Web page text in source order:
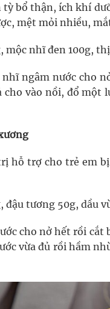
bổ thận, ích khí
mệt mỏi nhiều,
mộc nhĩ đen 100g,
ngâm nước cho
cho vào nồi, đổ
hỗ trợ cho trẻ em
đậu tương 50g, dầu
cho nở hết rồi cắt
vừa đủ rồi hầm